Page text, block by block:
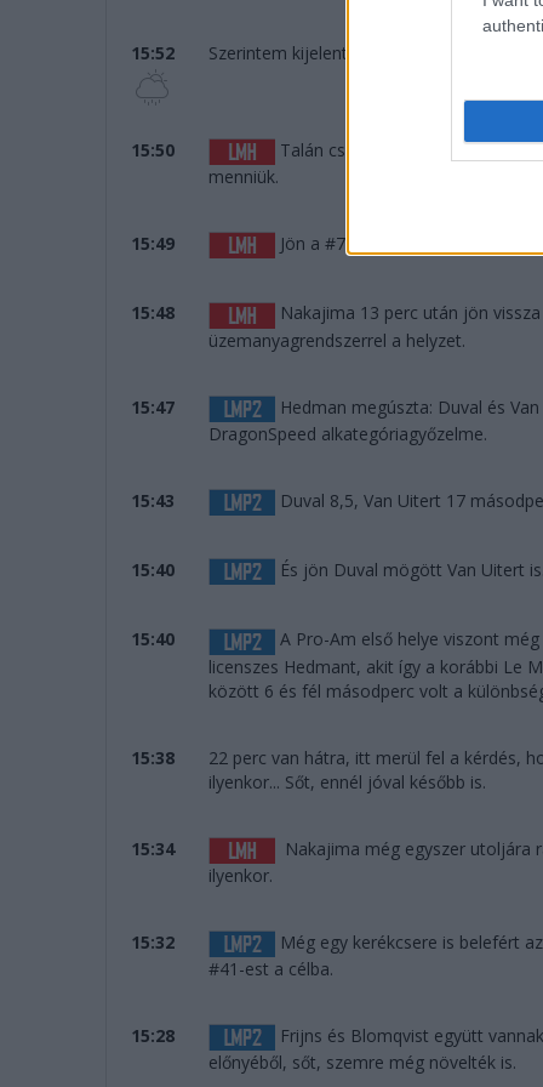
15:52 Szerintem kijelenthető, hogy nem fog esni.
15:50
Talán csak a páros befutó miatt
menniük.
15:49 Jön a #7-es is. A #8-as meg még
15:48
Nakajima 13 perc után jön
üzemanyagrendszerrel a helyzet.
15:47
Hedman megúszta: Duval és
DragonSpeed alkategóriagyőzelme.
15:43 Duval 8,5, Van Uitert 17
15:40 És jön Duval mögött Van Uitert
15:40
A Pro-Am első helye viszont
licenszes Hedmant, akit így a korábbi Le
között 6 és fél másodperc volt a
15:38
22 perc van hátra, itt merül fel a kérdés,
ilyenkor... Sőt, ennél jóval később is.
15:34
Nakajima még egyszer utoljára
ilyenkor.
15:32
Még egy kerékcsere is belefért
#41-est a célba.
15:28
Frijns és Blomqvist együtt
előnyéből, sőt, szemre még növelték is.